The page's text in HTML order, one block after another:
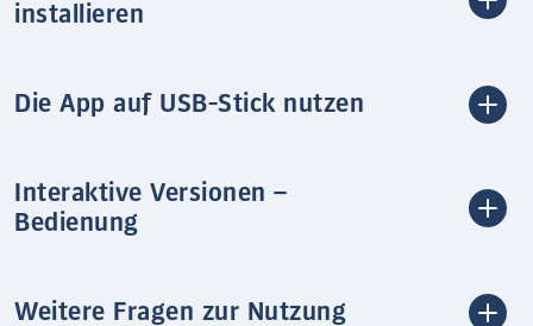
installieren
Die App auf USB-Stick nutzen
Interaktive Versionen –
Bedienung
Weitere Fragen zur Nutzung